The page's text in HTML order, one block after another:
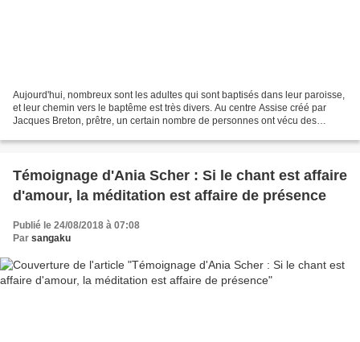
Aujourd'hui, nombreux sont les adultes qui sont baptisés dans leur paroisse,
et leur chemin vers le baptême est très divers. Au centre Assise créé par
Jacques Breton, prêtre, un certain nombre de personnes ont vécu des
Témoignage d'Ania Scher : Si le chant est affaire
d'amour, la méditation est affaire de présence
Publié le 24/08/2018 à 07:08
Par sangaku